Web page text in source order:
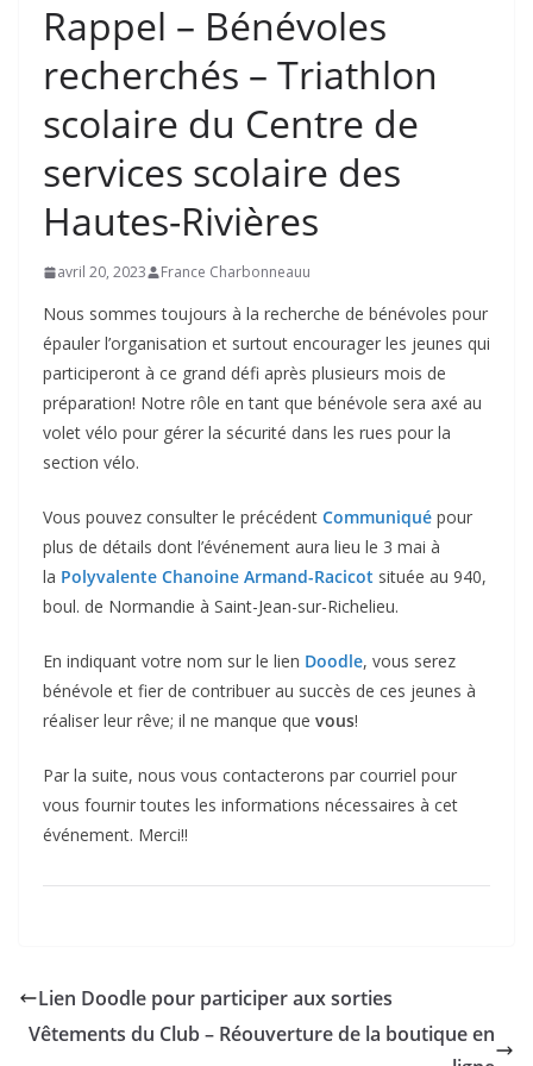
Rappel – Bénévoles
recherchés – Triathlon
scolaire du Centre de
services scolaire des
Hautes-Rivières
avril 20, 2023 France Charbonneauu
Nous sommes toujours à la recherche de bénévoles pour
épauler l’organisation et surtout encourager les jeunes qui
participeront à ce grand défi après plusieurs mois de
préparation! Notre rôle en tant que bénévole sera axé au
volet vélo pour gérer la sécurité dans les rues pour la
section vélo.
Vous pouvez consulter le précédent Communiqué pour
plus de détails dont l’événement aura lieu le 3 mai à
la Polyvalente Chanoine Armand-Racicot située au 940,
boul. de Normandie à Saint-Jean-sur-Richelieu.
En indiquant votre nom sur le lien Doodle, vous serez
bénévole et fier de contribuer au succès de ces jeunes à
réaliser leur rêve; il ne manque que vous!
Par la suite, nous vous contacterons par courriel pour
vous fournir toutes les informations nécessaires à cet
événement. Merci!!
Lien Doodle pour participer aux sorties
Vêtements du Club – Réouverture de la boutique en